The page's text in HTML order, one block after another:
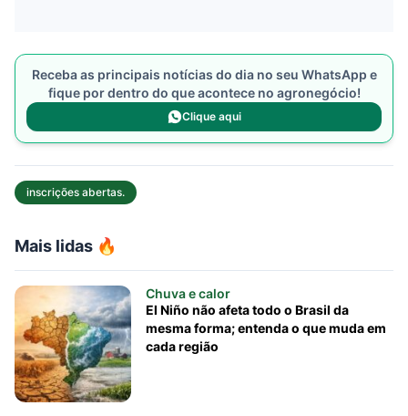
Mais lidas 🔥
Chuva e calor
El Niño não afeta todo o Brasil da
mesma forma; entenda o que muda em
cada região
Receba as principais notícias do dia no seu WhatsApp e
fique por dentro do que acontece no agronegócio!
Clique aqui
inscrições abertas.